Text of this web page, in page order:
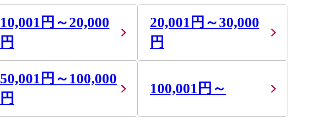
10,001円～20,000
円
20,001円～30,000
円
50,001円～100,000
円
100,001円～